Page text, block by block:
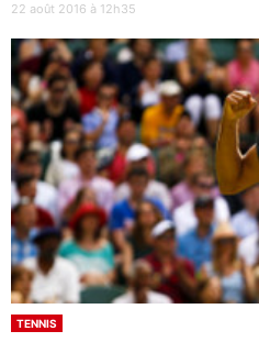
22 août 2016 à 12h35
TENNIS